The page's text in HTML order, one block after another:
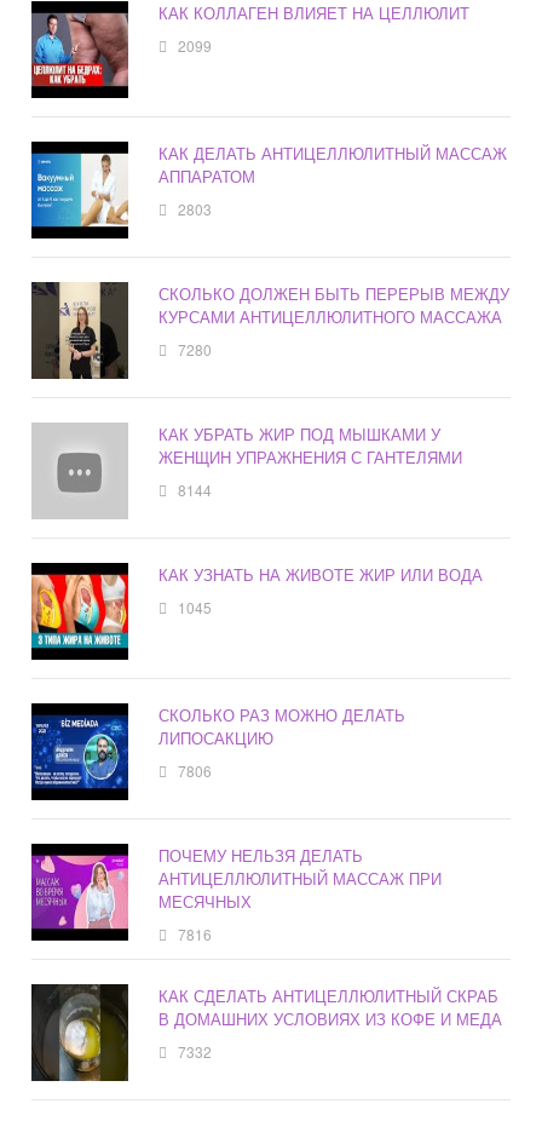
КАК КОЛЛАГЕН ВЛИЯЕТ НА ЦЕЛЛЮЛИТ
2099
КАК ДЕЛАТЬ АНТИЦЕЛЛЮЛИТНЫЙ МАССАЖ
АППАРАТОМ
2803
СКОЛЬКО ДОЛЖЕН БЫТЬ ПЕРЕРЫВ МЕЖДУ
КУРСАМИ АНТИЦЕЛЛЮЛИТНОГО МАССАЖА
7280
КАК УБРАТЬ ЖИР ПОД МЫШКАМИ У
ЖЕНЩИН УПРАЖНЕНИЯ С ГАНТЕЛЯМИ
8144
КАК УЗНАТЬ НА ЖИВОТЕ ЖИР ИЛИ ВОДА
1045
СКОЛЬКО РАЗ МОЖНО ДЕЛАТЬ
ЛИПОСАКЦИЮ
7806
ПОЧЕМУ НЕЛЬЗЯ ДЕЛАТЬ
АНТИЦЕЛЛЮЛИТНЫЙ МАССАЖ ПРИ
МЕСЯЧНЫХ
7816
КАК СДЕЛАТЬ АНТИЦЕЛЛЮЛИТНЫЙ СКРАБ
В ДОМАШНИХ УСЛОВИЯХ ИЗ КОФЕ И МЕДА
7332